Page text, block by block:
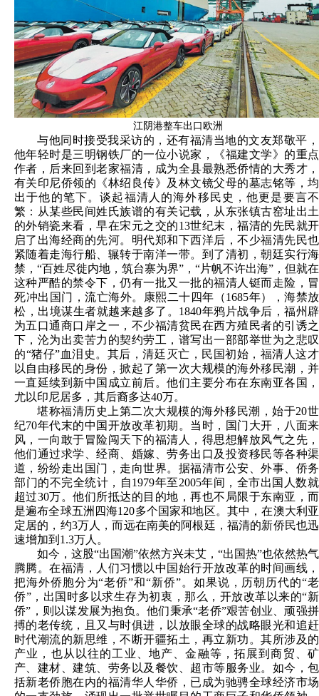
江阴港整车出口欧洲
与他同时接受我采访的，还有福清当地的文友郑敬平，
他年轻时是三明钢铁厂的一位小说家，《福建文学》的重点
作者，后来回到老家福清，成为全县最熟悉侨情的大秀才，
有关印尼侨领的《林绍良传》及林文镜父母的墓志铭等，均
出于他的笔下。谈起福清人的海外移民史，他更是要言不
繁：从某些民间姓氏族谱的有关记载，从东张镇古窑址出土
的外销瓷来看，早在宋元之交的13世纪末，福清的先民就开
启了出海经商的先河。明代郑和下西洋后，不少福清先民也
紧随着走海行船、辗转于南洋一带。到了清初，朝廷实行海
禁，“百姓尽徙内地，筑台寨为界”，“片帆不许出海”，但就在
这种严酷的禁令下，仍有一批又一批的福清人铤而走险，冒
死冲出国门，流亡海外。康熙二十四年（1685年），海禁放
松，出境谋生者就越来越多了。1840年鸦片战争后，福州辟
为五口通商口岸之一，不少福清贫民在西方殖民者的引诱之
下，沦为出卖苦力的契约劳工，谱写出一部部举世为之悲叹
的“猪仔”血泪史。其后，清廷灭亡，民国初始，福清人这才
以自由移民的身份，掀起了第一次大规模的海外移民潮，并
一直延续到新中国成立前后。他们主要分布在东南亚各国，
尤以印尼居多，其后裔多达40万。
堪称福清历史上第二次大规模的海外移民潮，始于20世
纪70年代末的中国开放改革初期。当时，国门大开，八面来
风，一向敢于冒险闯天下的福清人，得思想解放风气之先，
他们通过求学、经商、婚嫁、劳务出口及投资移民等各种渠
道，纷纷走出国门，走向世界。据福清市公安、外事、侨务
部门的不完全统计，自1979年至2005年间，全市出国人数就
超过30万。他们所抵达的目的地，再也不局限于东南亚，而
是遍布全球五洲四海120多个国家和地区。其中，在澳大利亚
定居的，约3万人，而远在南美的阿根廷，福清的新侨民也迅
速增加到1.3万人。
如今，这股“出国潮”依然方兴未艾，“出国热”也依然热气
腾腾。在福清，人们习惯以中国始行开放改革的时间画线，
把海外侨胞分为“老侨”和“新侨”。如果说，历朝历代的“老
侨”，出国时多以求生存为初衷，那么，开放改革以来的“新
侨”，则以谋发展为抱负。他们秉承“老侨”艰苦创业、顽强拼
搏的老传统，且又与时俱进，以放眼全球的战略眼光和追赶
时代潮流的新思维，不断开疆拓土，再立新功。其所涉及的
产业，也从以往的工业、地产、金融等，拓展到商贸、矿
产、建材、建筑、劳务以及餐饮、超市等服务业。如今，包
括新老侨胞在内的福清华人华侨，已成为驰骋全球经济市场